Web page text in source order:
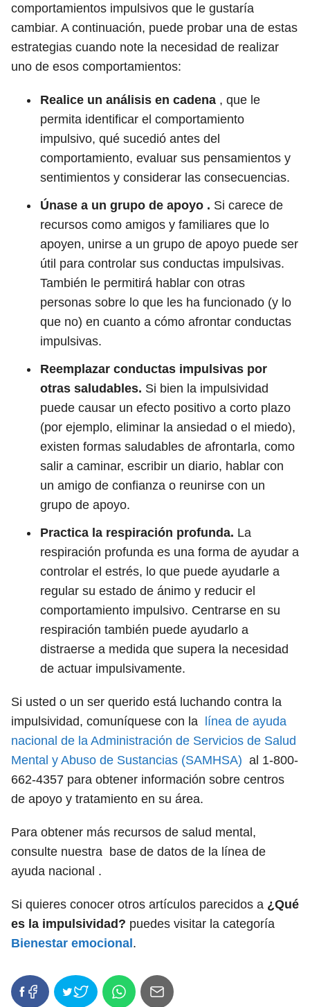
comportamientos impulsivos que le gustaría
cambiar. A continuación, puede probar una de estas
estrategias cuando note la necesidad de realizar
uno de esos comportamientos:
Realice un análisis en cadena , que le
permita identificar el comportamiento
impulsivo, qué sucedió antes del
comportamiento, evaluar sus pensamientos y
sentimientos y considerar las consecuencias.
Únase a un grupo de apoyo . Si carece de
recursos como amigos y familiares que lo
apoyen, unirse a un grupo de apoyo puede ser
útil para controlar sus conductas impulsivas.
También le permitirá hablar con otras
personas sobre lo que les ha funcionado (y lo
que no) en cuanto a cómo afrontar conductas
impulsivas.
Reemplazar conductas impulsivas por
otras saludables. Si bien la impulsividad
puede causar un efecto positivo a corto plazo
(por ejemplo, eliminar la ansiedad o el miedo),
existen formas saludables de afrontarla, como
salir a caminar, escribir un diario, hablar con
un amigo de confianza o reunirse con un
grupo de apoyo.
Practica la respiración profunda. La
respiración profunda es una forma de ayudar a
controlar el estrés, lo que puede ayudarle a
regular su estado de ánimo y reducir el
comportamiento impulsivo. Centrarse en su
respiración también puede ayudarlo a
distraerse a medida que supera la necesidad
de actuar impulsivamente.
Si usted o un ser querido está luchando contra la
impulsividad, comuníquese con la
línea de ayuda
nacional de la Administración de Servicios de Salud
Mental y Abuso de Sustancias (SAMHSA) al 1-800-
662-4357 para obtener información sobre centros
de apoyo y tratamiento en su área.
Para obtener más recursos de salud mental,
consulte nuestra base de datos de la línea de
ayuda nacional .
Si quieres conocer otros artículos parecidos a ¿Qué
es la impulsividad? puedes visitar la categoría
Bienestar emocional .